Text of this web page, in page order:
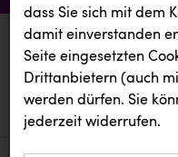
aktuelle aussendungen
aktuelle aussendungen
dass Sie sich mit dem
damit ein­ver­standen
Seite eingesetzten
Drittanbietern (auch
werden dürfen. Sie
jederzeit widerrufen.